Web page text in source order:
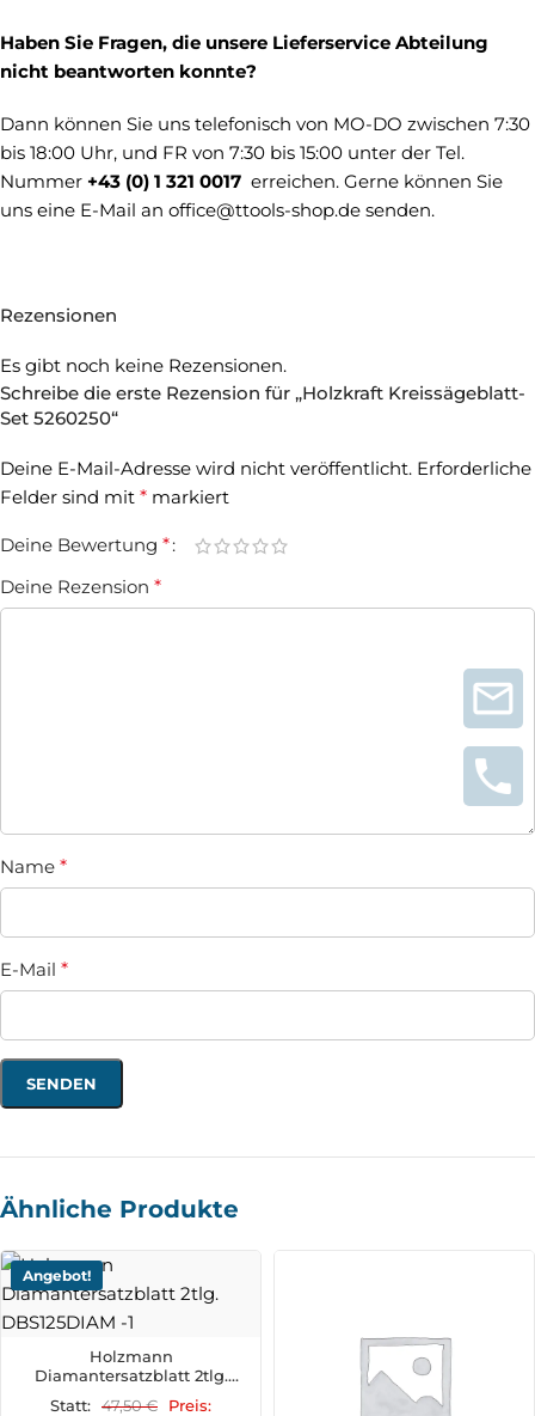
Haben Sie Fragen, die unsere Lieferservice Abteilung
nicht beantworten konnte?
Dann können Sie uns telefonisch von MO-DO zwischen 7:30
bis 18:00 Uhr, und FR von 7:30 bis 15:00 unter der Tel.
Nummer +43 (0) 1 321 0017 erreichen. Gerne können Sie
uns eine E-Mail an office@ttools-shop.de senden.
Rezensionen
Es gibt noch keine Rezensionen.
Schreibe die erste Rezension für „Holzkraft Kreissägeblatt-
Set 5260250“
Deine E-Mail-Adresse wird nicht veröffentlicht. Erforderliche
Felder sind mit * markiert
Deine Bewertung *
Deine Rezension *
Name *
E-Mail *
Ähnliche Produkte
Angebot!
Holzmann
Diamantersatzblatt 2tlg.
Statt: 47,50€ Preis: